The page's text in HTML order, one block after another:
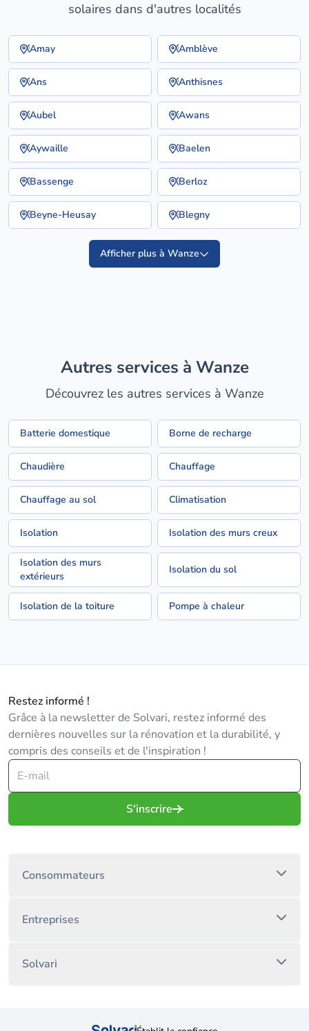
solaires dans d'autres localités
Amay Amblève
Ans Anthisnes
Aubel Awans
Aywaille Baelen
Bassenge Berloz
Beyne-Heusay Blegny
Afficher plus à Wanze
Autres services à Wanze
Découvrez les autres services à Wanze
Batterie domestique Borne de recharge
Chaudière Chauffage
Chauffage au sol Climatisation
Isolation Isolation des murs creux
Isolation des murs
extérieurs
Isolation du sol
Isolation de la toiture Pompe à chaleur
Restez informé !
Grâce à la newsletter de Solvari, restez informé des
dernières nouvelles sur la rénovation et la durabilité, y
compris des conseils et de l'inspiration !
S'inscrire
Consommateurs
Entreprises
Solvari